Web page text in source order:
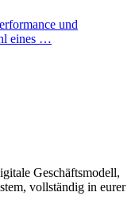
und
eines …
Geschäftsmodell,
vollständig in eurer